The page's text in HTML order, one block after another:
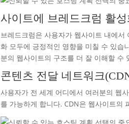
사이트에 브레드크럼 활
브레드크럼은 사용자가 웹사이트 내에
화 모두에 긍정적인 영향을 미칠 수 있습
분의 웹사이트의 구조를 더 잘 이해할 수
콘텐츠 전달 네트워크
사용자가 전 세계 어디에서 여러분의 웹
를 가능하게 합니다. CDN은 웹사이트의